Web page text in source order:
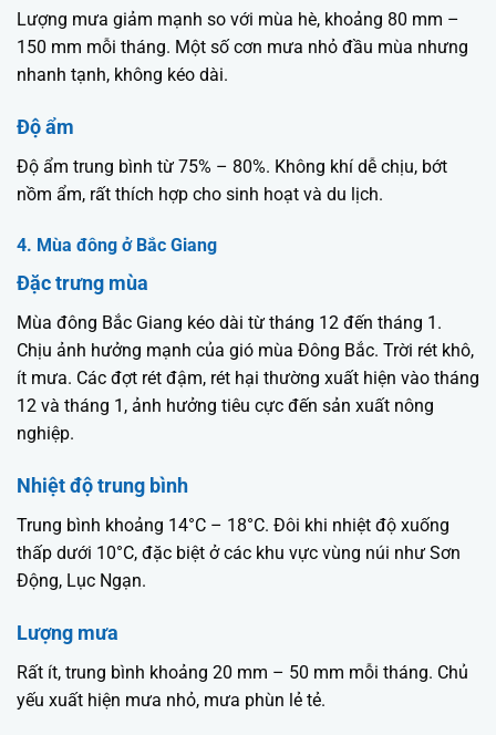
Lượng mưa giảm mạnh so với mùa hè, khoảng 80 mm –
150 mm mỗi tháng. Một số cơn mưa nhỏ đầu mùa nhưng
nhanh tạnh, không kéo dài.
Độ ẩm
Độ ẩm trung bình từ 75% – 80%. Không khí dễ chịu, bớt
nồm ẩm, rất thích hợp cho sinh hoạt và du lịch.
4. Mùa đông ở Bắc Giang
Đặc trưng mùa
Mùa đông Bắc Giang kéo dài từ tháng 12 đến tháng 1.
Chịu ảnh hưởng mạnh của gió mùa Đông Bắc. Trời rét khô,
ít mưa. Các đợt rét đậm, rét hại thường xuất hiện vào tháng
12 và tháng 1, ảnh hưởng tiêu cực đến sản xuất nông
nghiệp.
Nhiệt độ trung bình
Trung bình khoảng 14°C – 18°C. Đôi khi nhiệt độ xuống
thấp dưới 10°C, đặc biệt ở các khu vực vùng núi như Sơn
Động, Lục Ngạn.
Lượng mưa
Rất ít, trung bình khoảng 20 mm – 50 mm mỗi tháng. Chủ
yếu xuất hiện mưa nhỏ, mưa phùn lẻ tẻ.